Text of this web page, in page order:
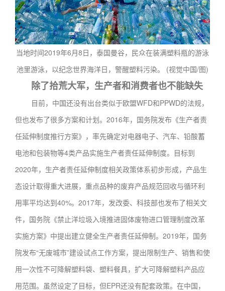
当地时间2019年6月8日，泰国曼谷，民众在装满塑料瓶的游泳
池里游泳，以纪念世界海洋日，警醒塑料污染。 (视觉中国/图)
除了拾荒大军，生产者和消费者也不能缺失
目前，中国还没有出台类似于欧盟WFD和PPWD的法规，
但也发布了很多方案和计划。2016年，国务院发布《生产者责
任延伸制度推行方案》，率先确定对电器电子、汽车、铅酸蓄
电池和包装物等4类产品实施生产者责任延伸制度。目标到
2020年，生产者责任延伸制度相关政策体系初步形成，产品生
态设计取得重大进展，重点品种的废弃产品规范回收与循环利
用率平均达到40%。2017年，发改委、科技部也发布了相关文
件，国务院《禁止洋垃圾入境推进固体废物进口管理制度改革
实施方案》中提出建立健全生产者责任延伸制。2019年，国务
院发布“无废城市”建设试点工作方案，提出限制生产、销售和使
用一次性不可降解塑料袋、塑料餐具，扩大可降解塑料产品应
用范围。虽然设定了目标，但EPR还没有配套政策。在中国，